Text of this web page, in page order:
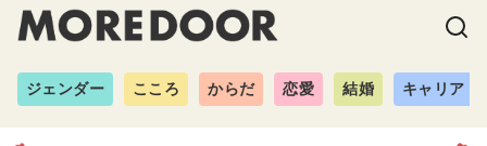
ジェンダー こころ からだ 恋愛 結婚 キャリア